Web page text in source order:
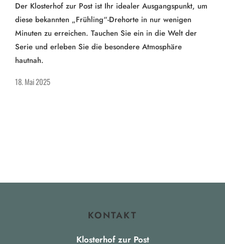
Der Klosterhof zur Post ist Ihr idealer Ausgangspunkt, um
diese bekannten „Frühling“-Drehorte in nur wenigen
Minuten zu erreichen. Tauchen Sie ein in die Welt der
Serie und erleben Sie die besondere Atmosphäre
hautnah.
18. Mai 2025
KONTAKT
Klosterhof zur Post